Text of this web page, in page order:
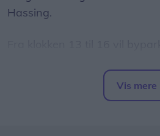
Hassing.
både glade haveamatører og
virksomheder sælger
Vis mere